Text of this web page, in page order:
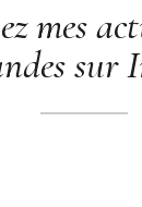
mes
sur